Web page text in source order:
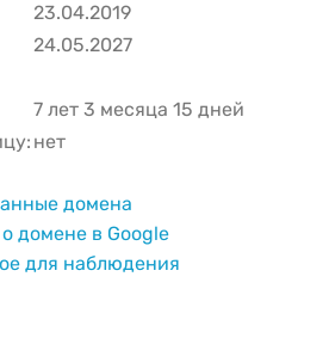
23.04.2019
24.05.2027
7 лет 3 месяца 15 дней
нет
домена
домене в Google
для наблюдения